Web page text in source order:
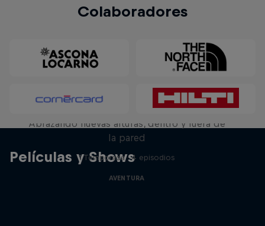
Colaboradores
Películas y Shows
Natural Heights
Abrazando nuevas alturas, dentro y fuera de
la pared
1 Temporada · 4 episodios
AVENTURA